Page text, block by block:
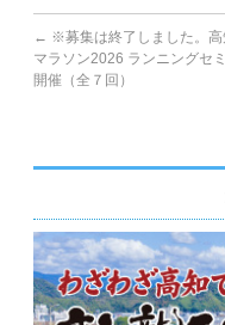
← ※募集は終了しました。高
マラソン2026 ランニングセ
開催（全７回）